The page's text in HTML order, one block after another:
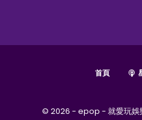
首頁
© 2026 - epop - 就愛玩娛